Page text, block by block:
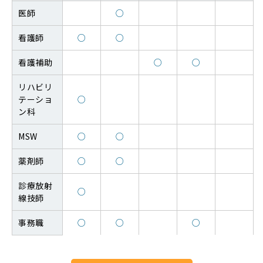
医師 ○
看護師 ○ ○
看護補助 ○ ○
リハビリ
テーショ
ン科
○
MSW ○ ○
薬剤師 ○ ○
診療放射
線技師
○
事務職 ○ ○ ○